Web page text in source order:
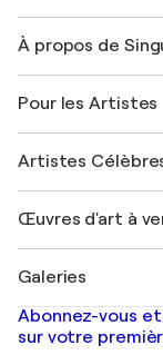
Expédition
Offrir une carte
Rejoignez notre
Mon compte
+33 1 76 44 06
À propos de
FAQ
Magazine
Emplois
Découvrez une
Pour les Artistes
Se connecter en
Artistes
Marc Chagall
Banksy
Mr. Brainwash
Shepard Fairey
Œuvres d'art à
Tableaux
Peintures de
Estampes
Galeries
Galeries d'art en
Galeries d'art en
Abonnez-vous
sur votre